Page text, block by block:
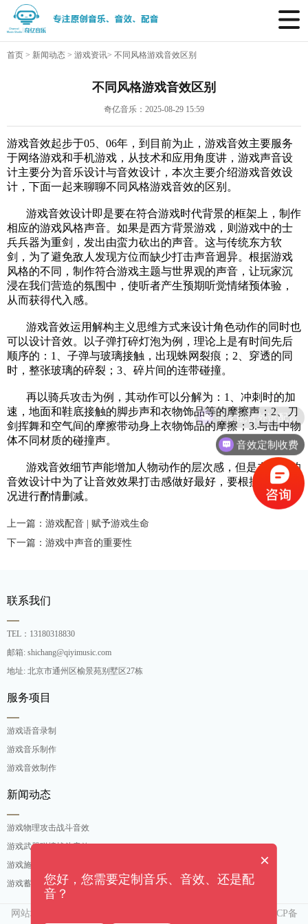
首页 > 新闻动态 > 游戏资讯> 不同风格游戏音效区别
不同风格游戏音效区别
奇亿音乐：2025-08-29 15:59
游戏音效起步于05、06年，到目前为止，游戏音效主要服务
于网络游戏和手机游戏，从技术和应用角度讲，游戏声音设
计主要分为音乐设计与音效设计，本次主要介绍游戏音效设
计，下面一起来聊聊不同风格游戏音效的区别。
游戏音效设计即是要在符合游戏时代背景的框架上，制作
相应的游戏风格声音。如果是西方背景游戏，则游戏中的士
兵兵器为重剑，发出由蛮力砍出的声音。这与传统东方软
剑，为了避免敌人发现方位而缺少打击声音迥异。根据游戏
风格的不同，制作符合游戏主题与世界观的声音，让玩家沉
浸在我们营造的氛围中，使听者产生预期听觉情绪预体验，
从而获得代入感。
游戏音效运用解构主义思维方式来设计角色动作的同时也
可以设计音效。以子弹打碎灯泡为例，理论上是有时间先后
顺序的：1、子弹与玻璃接触，出现蛛网裂痕；2、穿透的同
时，整张玻璃的碎裂；3、碎片间的连带碰撞。
再以骑兵攻击为例，其动作可以分解为：1、冲刺时的加
速，地面和鞋底接触的脚步声和衣物饰品等的摩擦声；2、刀
剑挥舞和空气间的摩擦带动身上衣物饰品的摩擦；3.与击中物
体不同材质的碰撞声。
游戏音效细节声能增加人物动作的层次感，但是在实际的
音效设计中为了让音效效果打击感做好最好，要根据实际情
况进行酌情删减。
上一篇：游戏配音 | 赋予游戏生命
下一篇：游戏中声音的重要性
联系我们
TEL：13180318830
邮箱: shichang@qiyimusic.com
地址: 北京市通州区榆景苑别墅区27栋
服务项目
游戏语音录制
游戏音乐制作
游戏音效制作
新闻动态
游戏物理攻击战斗音效
游戏武器碰撞战斗音效
游戏施法吟唱战斗音效
游戏蓄力攻击战斗音效
网站地图
京ICP备
音效定制收费
中文配音外语配音
×
您好，您需要定制音乐、音效、还是配
音？